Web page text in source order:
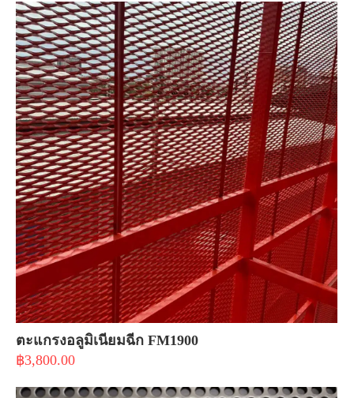
ตะแกรงอลูมิเนียมฉีก FM1900
฿3,800.00